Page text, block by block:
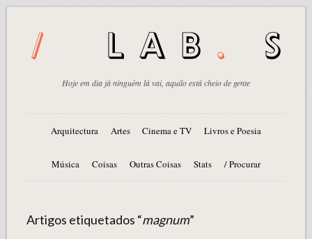
Hoje em dia já ninguém lá vai, aquilo está cheio de gente
Arquitectura Artes Cinema e TV Livros e Poesia
Música Coisas Outras Coisas Stats / Procurar
Artigos etiquetados “magnum”